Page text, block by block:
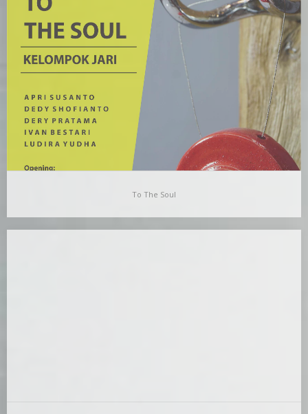
Mini Seksi
Di penghujung tahun 2018 ini RuangDalam Art House menelurkan
Program baru yang bertajuk Mini Seksi. Selanjutnya,…
To The Soul